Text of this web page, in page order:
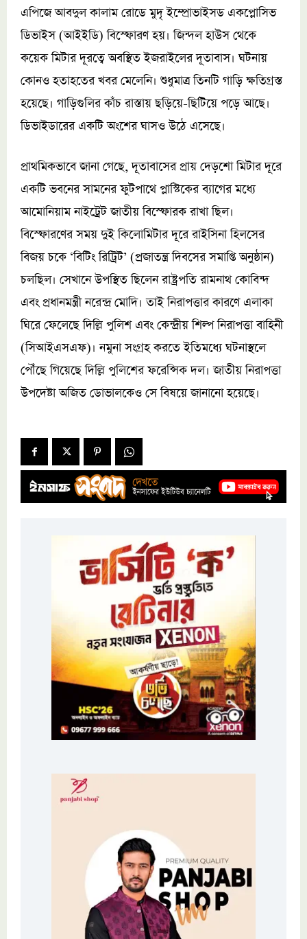
এপিজে আবদুল কালাম রোডে মুদৃ ইম্প্রোভাইসড একপ্লোসিভ
ডিভাইস (আইইডি) বিস্ফোরণ হয়। জিন্দল হাউস থেকে
কয়েক মিটার দূরত্বে অবস্থিত ইজরাইলের দূতাবাস। ঘটনায়
কোনও হতাহতের খবর মেলেনি। শুধুমাত্র তিনটি গাড়ি ক্ষতিগ্রস্ত
হয়েছে। গাড়িগুলির কাঁচ রাস্তায় ছড়িয়ে-ছিটিয়ে পড়ে আছে।
ডিভাইডারের একটি অংশের ঘাসও উঠে এসেছে।
প্রাথমিকভাবে জানা গেছে, দূতাবাসের প্রায় দেড়শো মিটার দূরে
একটি ভবনের সামনের ফুটপাথে প্লাস্টিকের ব্যাগের মধ্যে
আমোনিয়াম নাইট্রেট জাতীয় বিস্ফোরক রাখা ছিল।
বিস্ফোরণের সময় দুই কিলোমিটার দূরে রাইসিনা হিলসের
বিজয় চকে ‘বিটিং রিট্রিট’ (প্রজাতন্ত্র দিবসের সমাপ্তি অনুষ্ঠান)
চলছিল। সেখানে উপস্থিত ছিলেন রাষ্ট্রপতি রামনাথ কোবিন্দ
এবং প্রধানমন্ত্রী নরেন্দ্র মোদি। তাই নিরাপত্তার কারণে এলাকা
ঘিরে ফেলেছে দিল্লি পুলিশ এবং কেন্দ্রীয় শিল্প নিরাপত্তা বাহিনী
(সিআইএসএফ)। নমুনা সংগ্রহ করতে ইতিমধ্যে ঘটনাস্থলে
পৌঁছে গিয়েছে দিল্লি পুলিশের ফরেন্সিক দল। জাতীয় নিরাপত্তা
উপদেষ্টা অজিত ডোভালকেও সে বিষয়ে জানানো হয়েছে।